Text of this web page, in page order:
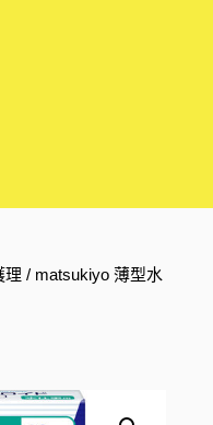
理 / matsukiyo 薄型水